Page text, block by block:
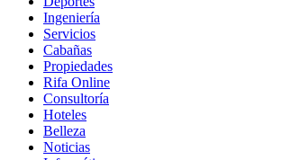
Ingeniería
Servicios
Cabañas
Propiedades
Rifa Online
Consultoría
Hoteles
Belleza
Noticias